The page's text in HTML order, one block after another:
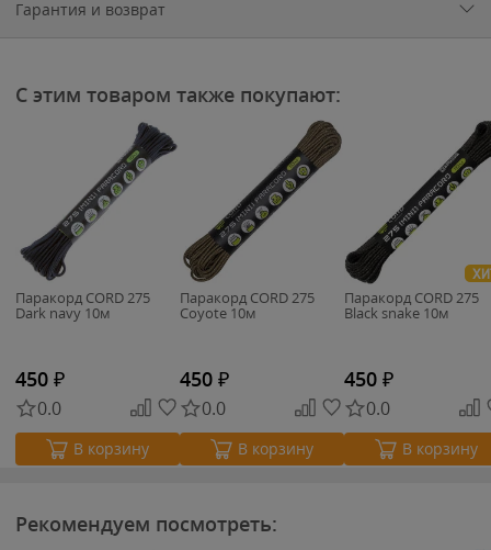
Гарантия и возврат
С этим товаром также покупают:
Паракорд CORD 275
Dark navy 10м
450 ₽
0.0
В корзину
Паракорд CORD 275
Coyote 10м
450 ₽
0.0
В корзину
Паракорд CORD 275
Black snake 10м
450 ₽
0.0
В корзину
Рекомендуем посмотреть: